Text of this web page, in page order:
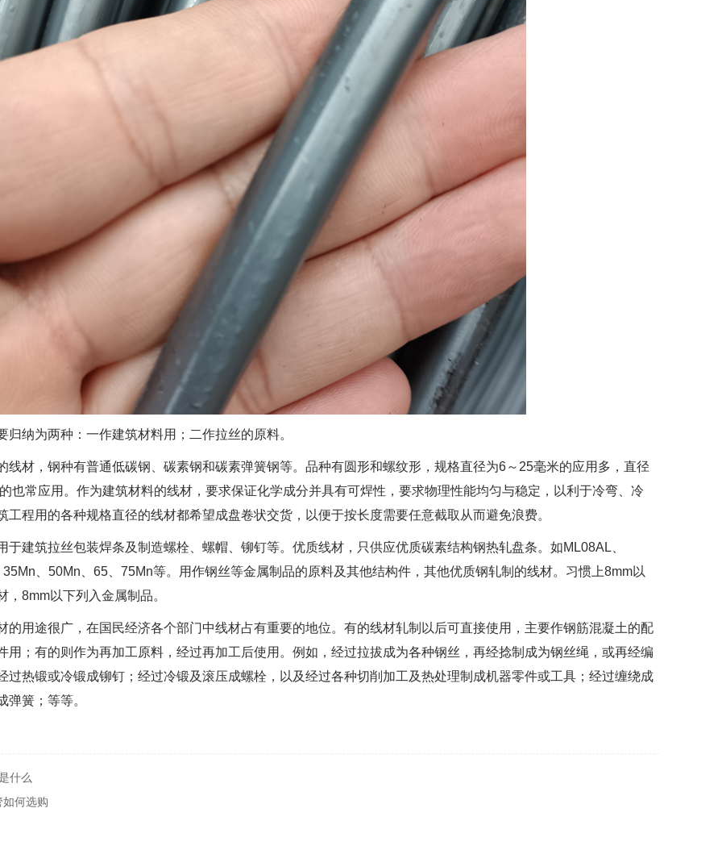
归纳为两种：一作建筑材料用；二作拉丝的原料。
线材，钢种有普通低碳钢、碳素钢和碳素弹簧钢等。品种有圆形和螺纹形，规格直径为6～25毫米的应用多，直径
也常应用。作为建筑材料的线材，要求保证化学成分并具有可焊性，要求物理性能均匀与稳定，以利于冷弯、冷
工程用的各种规格直径的线材都希望成盘卷状交货，以便于按长度需要任意截取从而避免浪费。
于建筑拉丝包装焊条及制造螺栓、螺帽、铆钉等。优质线材，只供应优质碳素结构钢热轧盘条。如ML08AL、
、50Mn、65、75Mn等。用作钢丝等金属制品的原料及其他结构件，其他优质钢轧制的线材。习惯上8mm以
，8mm以下列入金属制品。
的用途很广，在国民经济各个部门中线材占有重要的地位。有的线材轧制以后可直接使用，主要作钢筋混凝土的配
用；有的则作为再加工原料，经过再加工后使用。例如，经过拉拔成为各种钢丝，再经捻制成为钢丝绳，或再经编
过热锻或冷锻成铆钉；经过冷锻及滚压成螺栓，以及经过各种切削加工及热处理制成机器零件或工具；经过缠绕成
弹簧；等等。
什么
如何选购